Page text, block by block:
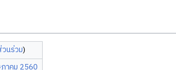
นร่วม)
าคม 2560